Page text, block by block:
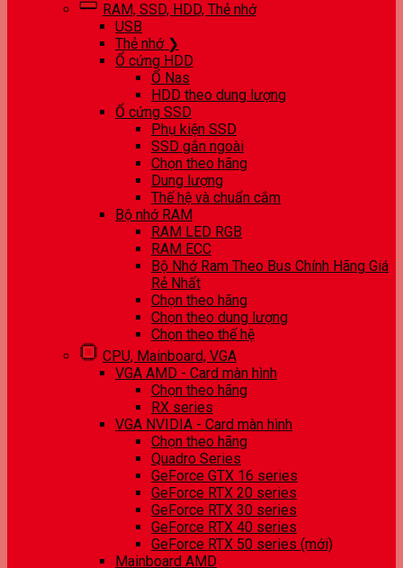
RAM, SSD, HDD, Thẻ nhớ
USB
Thẻ nhớ ❯
Ổ cứng HDD
Ổ Nas
HDD theo dung lượng
Ổ cứng SSD
Phụ kiện SSD
SSD gắn ngoài
Chọn theo hãng
Dung lượng
Thế hệ và chuẩn cắm
Bộ nhớ RAM
RAM LED RGB
RAM ECC
Bộ Nhớ Ram Theo Bus Chính Hãng Giá
Rẻ Nhất
Chọn theo hãng
Chọn theo dung lượng
Chọn theo thế hệ
CPU, Mainboard, VGA
VGA AMD - Card màn hình
Chọn theo hãng
RX series
VGA NVIDIA - Card màn hình
Chọn theo hãng
Quadro Series
GeForce GTX 16 series
GeForce RTX 20 series
GeForce RTX 30 series
GeForce RTX 40 series
GeForce RTX 50 series (mới)
Mainboard AMD